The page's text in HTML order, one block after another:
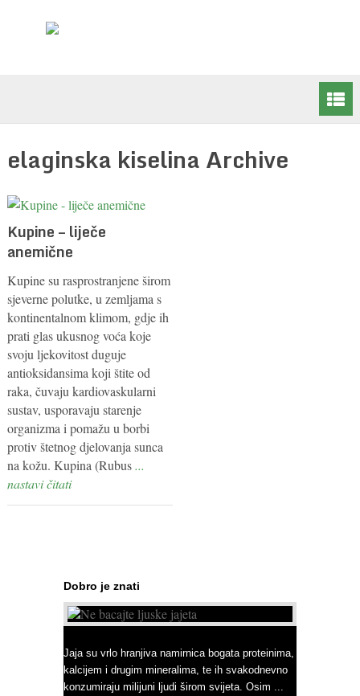
elaginska kiselina Archive
Kupine – liječe
anemične
Kupine su rasprostranjene širom
sjeverne polutke, u zemljama s
kontinentalnom klimom, gdje ih
prati glas ukusnog voća koje
svoju ljekovitost duguje
antioksidansima koji štite od
raka, čuvaju kardiovaskularni
sustav, usporavaju starenje
organizma i pomažu u borbi
protiv štetnog djelovanja sunca
na kožu. Kupina (Rubus...
nastavi čitati
Dobro je znati
Jaja su vrlo hranjiva namirnica bogata proteinima,
kalcijem i drugim mineralima, te ih svakodnevno
konzumiraju milijuni ljudi širom svijeta. Osim ...